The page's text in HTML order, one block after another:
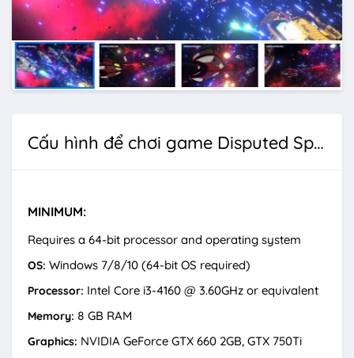
Cấu hình để chơi game Disputed Space
MINIMUM:
Requires a 64-bit processor and operating system
OS: Windows 7/8/10 (64-bit OS required)
Processor: Intel Core i3-4160 @ 3.60GHz or equivalent
Memory: 8 GB RAM
Graphics: NVIDIA GeForce GTX 660 2GB, GTX 750Ti